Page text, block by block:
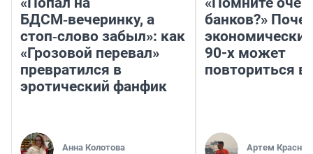
БДСМ‑вечеринку, а
стоп‑слово забыл»: как
«Грозовой перевал»
превратился в
эротический фанфик
Анна Колотова
банков?»
90-х может
повториться
Артем Краснов